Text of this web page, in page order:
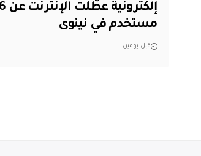
مستخدم في نينوى
قبل يومين